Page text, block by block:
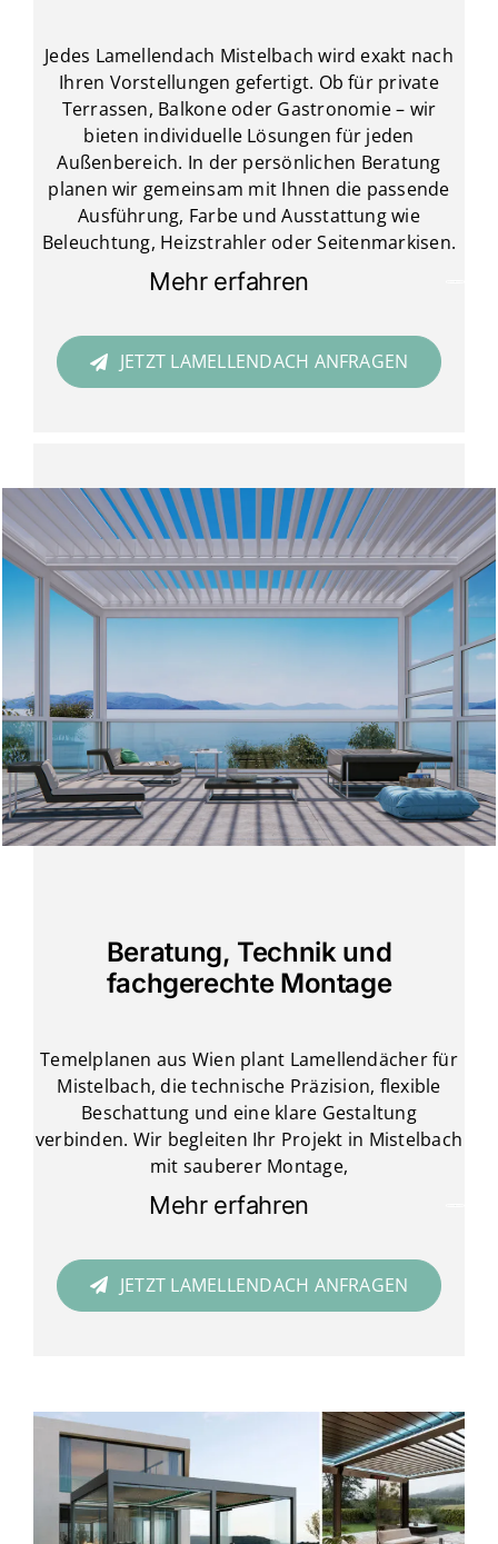
Jedes Lamellendach Mistelbach wird exakt nach
Ihren Vorstellungen gefertigt. Ob für private
Terrassen, Balkone oder Gastronomie – wir
bieten individuelle Lösungen für jeden
Außenbereich. In der persönlichen Beratung
planen wir gemeinsam mit Ihnen die passende
Ausführung, Farbe und Ausstattung wie
Beleuchtung, Heizstrahler oder Seitenmarkisen.
Mehr erfahren
JETZT LAMELLENDACH ANFRAGEN
Beratung, Technik und
fachgerechte Montage
Temelplanen aus Wien plant Lamellendächer für
Mistelbach, die technische Präzision, flexible
Beschattung und eine klare Gestaltung
verbinden. Wir begleiten Ihr Projekt in Mistelbach
mit sauberer Montage,
Mehr erfahren
JETZT LAMELLENDACH ANFRAGEN